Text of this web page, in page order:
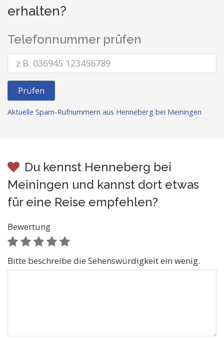
erhalten?
Telefonnummer prüfen
Prüfen
Aktuelle Spam-Rufnummern aus Henneberg bei Meiningen
Du kennst Henneberg bei
Meiningen und kannst dort etwas
für eine Reise empfehlen?
Bewertung
Bitte beschreibe die Sehenswürdigkeit ein wenig.